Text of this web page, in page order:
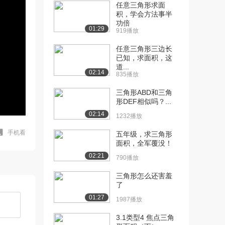
手机看
01:29
任意三角形求面
积，学会方法事半
功倍
919播放
02:14
任意三角形三边长
已知，求面积，这
道...
835播放
02:14
三角形ABD和三角
形DEF相似吗？...
1232播放
02:21
五年级，求三角形
面积，全军覆没！
790播放
01:27
三角形怎么还害羞
了
1987播放
3.1类型4 焦点三角